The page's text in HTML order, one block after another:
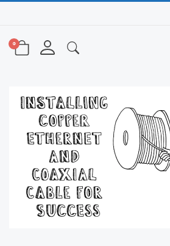
0